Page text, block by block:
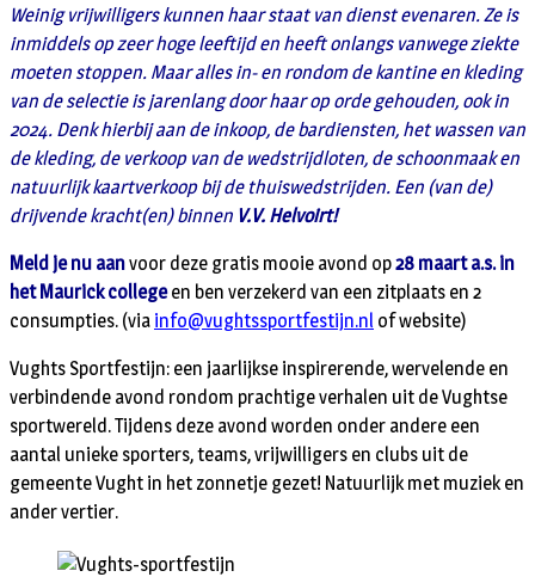
Weinig vrijwilligers kunnen haar staat van dienst evenaren. Ze is
inmiddels op zeer hoge leeftijd en heeft onlangs vanwege ziekte
moeten stoppen. Maar alles in- en rondom de kantine en kleding
van de selectie is jarenlang door haar op orde gehouden, ook in
2024. Denk hierbij aan de inkoop, de bardiensten, het wassen van
de kleding, de verkoop van de wedstrijdloten, de schoonmaak en
natuurlijk kaartverkoop bij de thuiswedstrijden. Een (van de)
drijvende kracht(en) binnen V.V. Helvoirt!
Meld je nu aanvoor deze gratis mooie avond op28 maart a.s. in
het Maurick collegeen ben verzekerd van een zitplaats en 2
consumpties. (via info@vughtssportfestijn.nl of website)
Vughts Sportfestijn: een jaarlijkse inspirerende, wervelende en
verbindende avond rondom prachtige verhalen uit de Vughtse
sportwereld. Tijdens deze avond worden onder andere een
aantal unieke sporters, teams, vrijwilligers en clubs uit de
gemeente Vught in het zonnetje gezet! Natuurlijk met muziek en
ander vertier.